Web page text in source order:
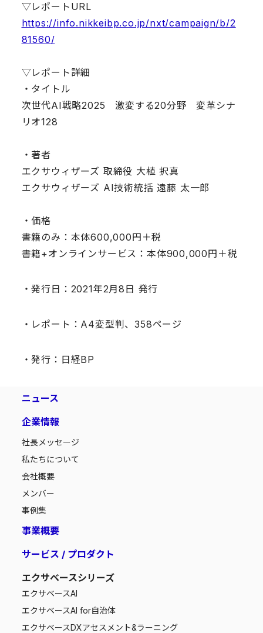
▽レポートURL
https://info.nikkeibp.co.jp/nxt/campaign/b/2
81560/
▽レポート詳細
・タイトル
次世代AI戦略2025 激変する20分野 変革シナ
リオ128
・著者
エクサウィザーズ 取締役 大植 択真
エクサウィザーズ AI技術統括 遠藤 太一郎
・価格
書籍のみ：本体600,000円＋税
書籍+オンラインサービス：本体900,000円＋税
・発行日：2021年2月8日 発行
・レポート：A4変型判、358ページ
・発行：日経BP
ニュース
企業情報
社長メッセージ
私たちについて
会社概要
メンバー
事例集
事業概要
サービス / プロダクト
エクサベースシリーズ
エクサベースAI
エクサベースAI for自治体
エクサベースDXアセスメント&ラーニング